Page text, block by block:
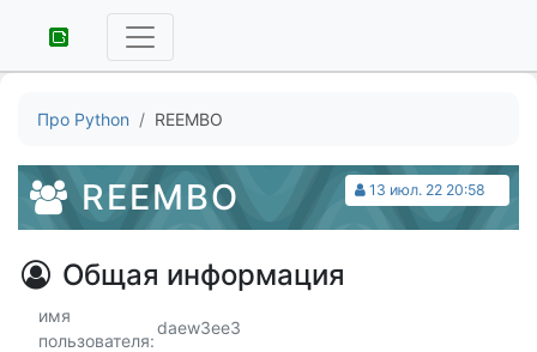
Про Python REEMBO
13 июл. 22 20:58
REEMBO
Общая информация
имя
пользователя:
daew3ee3